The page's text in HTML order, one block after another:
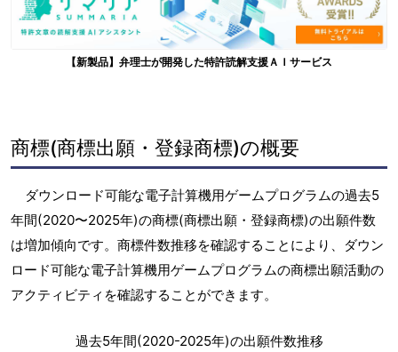
【新製品】弁理士が開発した特許読解支援ＡＩサービス
商標(商標出願・登録商標)の概要
ダウンロード可能な電子計算機用ゲームプログラムの過去5
年間(2020〜2025年)の商標(商標出願・登録商標)の出願件数
は増加傾向です。商標件数推移を確認することにより、ダウン
ロード可能な電子計算機用ゲームプログラムの商標出願活動の
アクティビティを確認することができます。
過去5年間(2020-2025年)の出願件数推移